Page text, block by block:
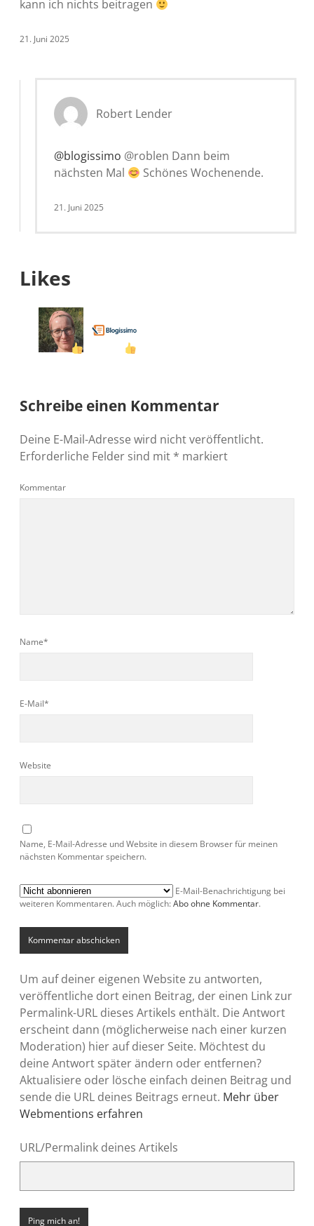
kann ich nichts beitragen
21. Juni 2025
Robert Lender
@blogissimo @roblen Dann beim
nächsten Mal
Schönes Wochenende.
21. Juni 2025
Likes
Schreibe einen Kommentar
Deine E-Mail-Adresse wird nicht veröffentlicht.
Erforderliche Felder sind mit * markiert
Kommentar
Name*
E-Mail*
Website
Name, E-Mail-Adresse und Website in diesem Browser für meinen
nächsten Kommentar speichern.
E-Mail-Benachrichtigung bei
weiteren Kommentaren. Auch möglich: Abo ohne Kommentar.
Um auf deiner eigenen Website zu antworten,
veröffentliche dort einen Beitrag, der einen Link zur
Permalink-URL dieses Artikels enthält. Die Antwort
erscheint dann (möglicherweise nach einer kurzen
Moderation) hier auf dieser Seite. Möchtest du
deine Antwort später ändern oder entfernen?
Aktualisiere oder lösche einfach deinen Beitrag und
sende die URL deines Beitrags erneut. Mehr über
Webmentions erfahren
URL/Permalink deines Artikels